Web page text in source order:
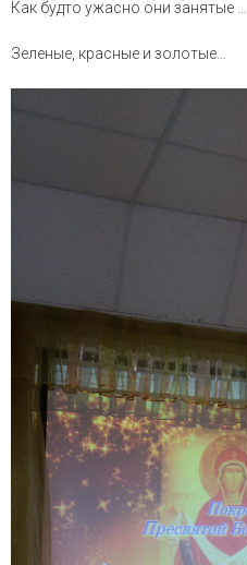
Как будто ужасно они занятые …
Зеленые, красные и золотые…